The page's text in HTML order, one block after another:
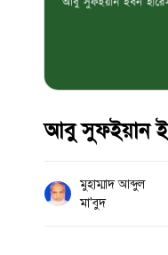
আবু সুফইয়ান
মুহাম্মাদ আব্দুল
মা'বুদ